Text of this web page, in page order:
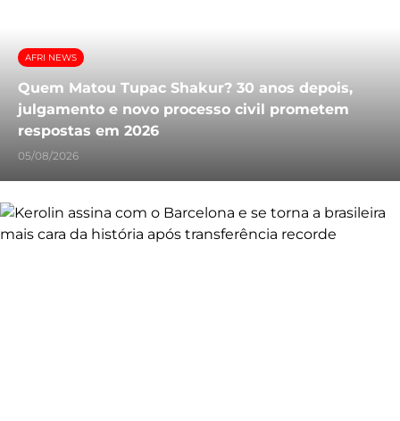
AFRI NEWS
Quem Matou Tupac Shakur? 30 anos depois,
julgamento e novo processo civil prometem
respostas em 2026
05/08/2026